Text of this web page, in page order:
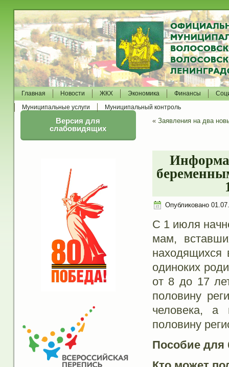
Главная Новости ЖКХ Экономика Финансы
Муниципальные услуги
Муниципальный контроль
Версия для
слабовидящих
« Заявления на два
Опубликовано
С 1 июля
мам,
находящихся
одиноких
от 8 до 17
половину
человека, а
половину
Пособие